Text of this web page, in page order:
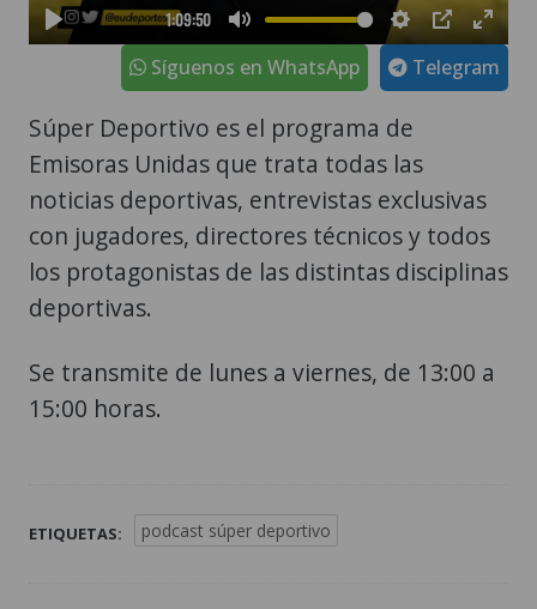
Telegram
Síguenos en WhatsApp
Súper Deportivo es el programa de
Emisoras Unidas que trata todas las
noticias deportivas, entrevistas exclusivas
con jugadores, directores técnicos y todos
los protagonistas de las distintas disciplinas
deportivas.
Se transmite de lunes a viernes, de 13:00 a
15:00 horas.
ETIQUETAS: podcast súper deportivo